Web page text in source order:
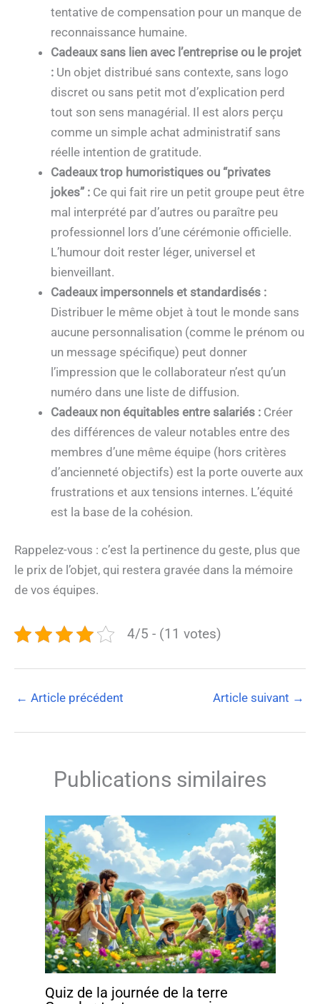
tentative de compensation pour un manque de
reconnaissance humaine.
Cadeaux sans lien avec l’entreprise ou le projet
: Un objet distribué sans contexte, sans logo
discret ou sans petit mot d’explication perd
tout son sens managérial. Il est alors perçu
comme un simple achat administratif sans
réelle intention de gratitude.
Cadeaux trop humoristiques ou “privates
jokes” : Ce qui fait rire un petit groupe peut être
mal interprété par d’autres ou paraître peu
professionnel lors d’une cérémonie officielle.
L’humour doit rester léger, universel et
bienveillant.
Cadeaux impersonnels et standardisés :
Distribuer le même objet à tout le monde sans
aucune personnalisation (comme le prénom ou
un message spécifique) peut donner
l’impression que le collaborateur n’est qu’un
numéro dans une liste de diffusion.
Cadeaux non équitables entre salariés : Créer
des différences de valeur notables entre des
membres d’une même équipe (hors critères
d’ancienneté objectifs) est la porte ouverte aux
frustrations et aux tensions internes. L’équité
est la base de la cohésion.
Rappelez-vous : c’est la pertinence du geste, plus que
le prix de l’objet, qui restera gravée dans la mémoire
de vos équipes.
4/5 - (11 votes)
← Article précédent Article suivant →
Publications similaires
Quiz de la journée de la terre